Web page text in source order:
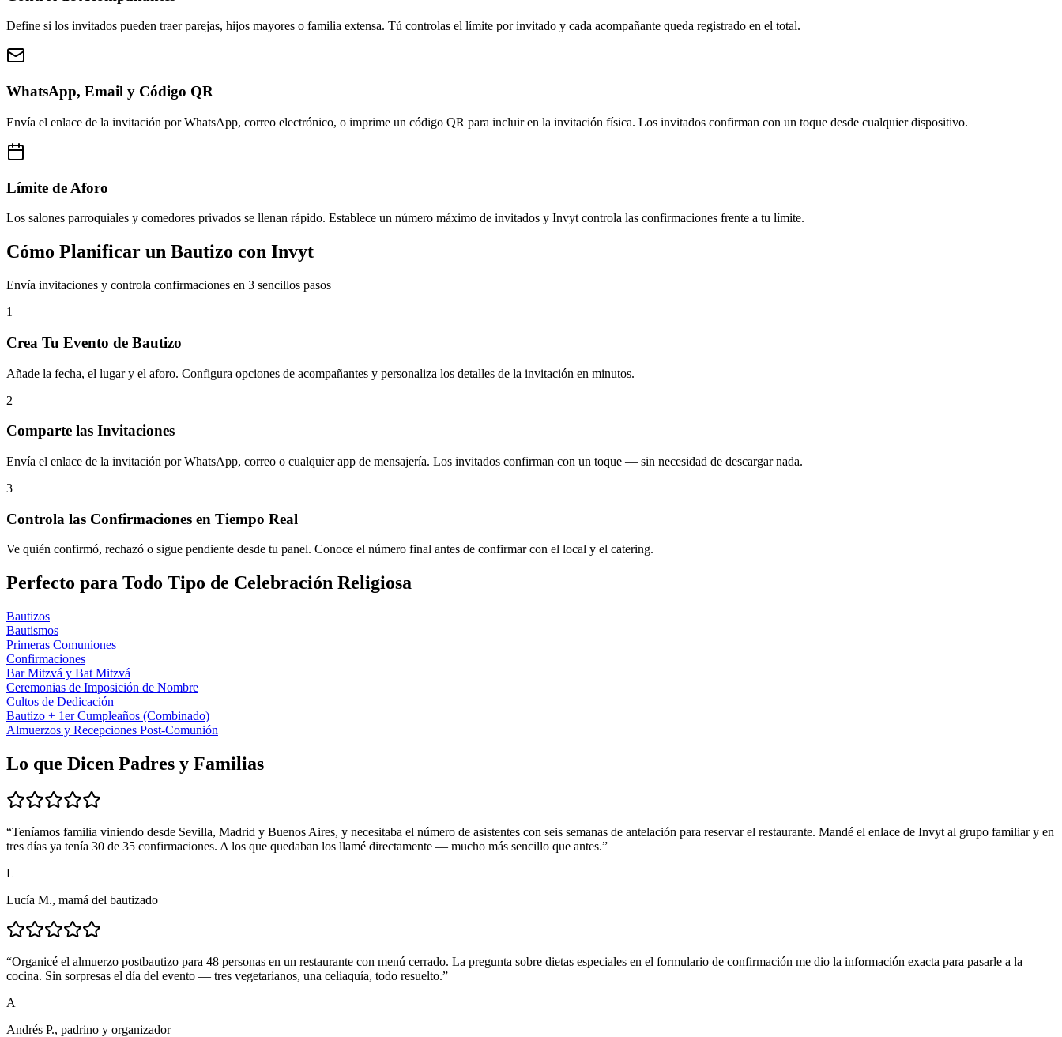
Define si los invitados pueden traer parejas, hijos mayores o familia extensa. Tú controlas el límite por invitado y cada acompañante queda registrado en el total.
WhatsApp, Email y Código QR
Envía el enlace de la invitación por WhatsApp, correo electrónico, o imprime un código QR para incluir en la invitación física. Los invitados confirman con un toque desde cualquier dispositivo.
Límite de Aforo
Los salones parroquiales y comedores privados se llenan rápido. Establece un número máximo de invitados y Invyt controla las confirmaciones frente a tu límite.
Cómo Planificar un Bautizo con Invyt
Envía invitaciones y controla confirmaciones en 3 sencillos pasos
1
Crea Tu Evento de Bautizo
Añade la fecha, el lugar y el aforo. Configura opciones de acompañantes y personaliza los detalles de la invitación en minutos.
2
Comparte las Invitaciones
Envía el enlace de la invitación por WhatsApp, correo o cualquier app de mensajería. Los invitados confirman con un toque — sin necesidad de descargar nada.
3
Controla las Confirmaciones en Tiempo Real
Ve quién confirmó, rechazó o sigue pendiente desde tu panel. Conoce el número final antes de confirmar con el local y el catering.
Perfecto para Todo Tipo de Celebración Religiosa
Bautizos
Bautismos
Primeras Comuniones
Confirmaciones
Bar Mitzvá y Bat Mitzvá
Ceremonias de Imposición de Nombre
Cultos de Dedicación
Bautizo + 1er Cumpleaños (Combinado)
Almuerzos y Recepciones Post-Comunión
Lo que Dicen Padres y Familias
“Teníamos familia viniendo desde Sevilla, Madrid y Buenos Aires, y necesitaba el número de asistentes con seis semanas de antelación para reservar el restaurante. Mandé el enlace de Invyt al grupo familiar y en
tres días ya tenía 30 de 35 confirmaciones. A los que quedaban los llamé directamente — mucho más sencillo que antes.”
L
Lucía M., mamá del bautizado
“Organicé el almuerzo postbautizo para 48 personas en un restaurante con menú cerrado. La pregunta sobre dietas especiales en el formulario de confirmación me dio la información exacta para pasarle a la
cocina. Sin sorpresas el día del evento — tres vegetarianos, una celiaquía, todo resuelto.”
A
Andrés P., padrino y organizador